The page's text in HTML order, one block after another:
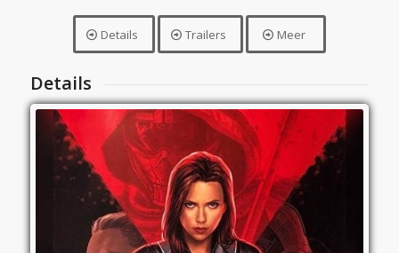
Details Trailers Meer
Details